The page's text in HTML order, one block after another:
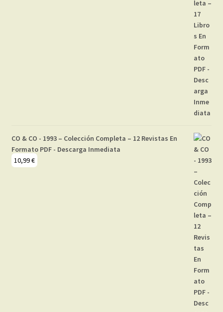
CO & CO - 1993 – Colección Completa – 12 Revistas En
Formato PDF - Descarga Inmediata
10,99€